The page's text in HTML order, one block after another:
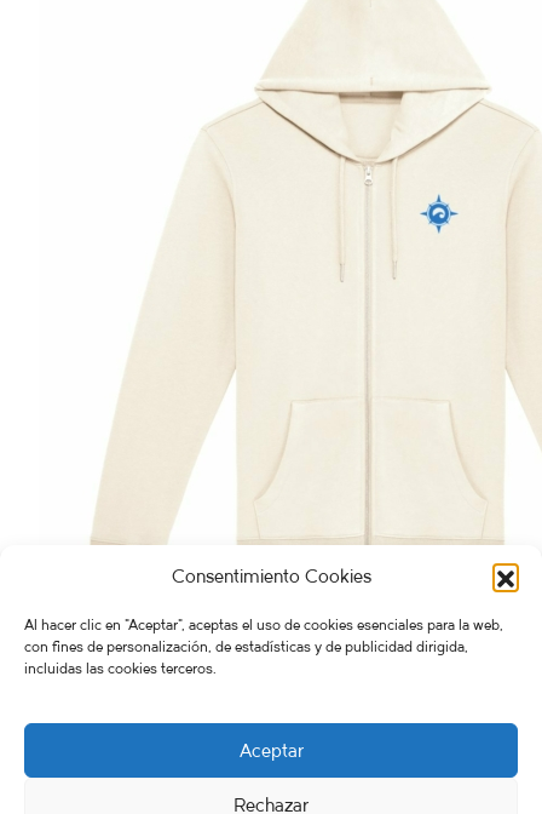
Consentimiento Cookies
Al hacer clic en "Aceptar", aceptas el uso de cookies esenciales para la web,
con fines de personalización, de estadísticas y de publicidad dirigida,
incluidas las cookies terceros.
Aceptar
Rechazar
SUDADERA Matalascañas
Matalascañas,SUDADERAS
60,00
FERRÁN STUDIO & ATLANTIC WILDERNESS 2026. Working successfully in